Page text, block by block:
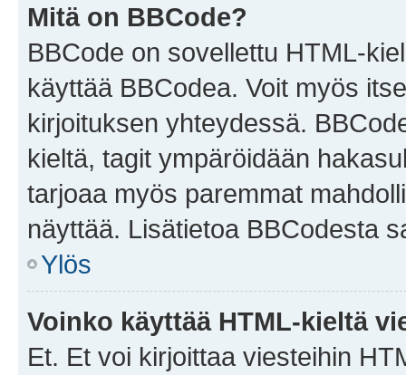
Mitä on BBCode?
BBCode on sovellettu HTML-
käyttää BBCodea. Voit myös
kirjoituksen yhteydessä.
kieltä, tagit ympäröidään
tarjoaa myös paremmat
näyttää. Lisätietoa BBCodesta
Ylös
Voinko käyttää HTML-kieltä
Et. Et voi kirjoittaa viesteihin